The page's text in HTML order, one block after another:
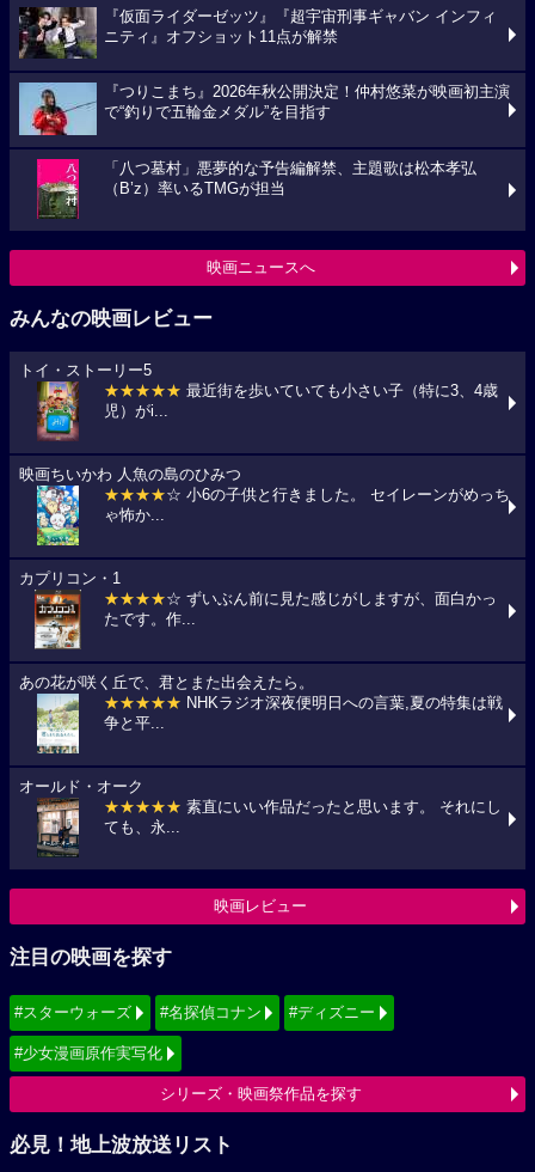
『仮面ライダーゼッツ』『超宇宙刑事ギャバン インフィ
ニティ』オフショット11点が解禁
『つりこまち』2026年秋公開決定！仲村悠菜が映画初主演
で“釣りで五輪金メダル”を目指す
「八つ墓村」悪夢的な予告編解禁、主題歌は松本孝弘
（B’z）率いるTMGが担当
映画ニュースへ
みんなの映画レビュー
トイ・ストーリー5
★★★★★ 最近街を歩いていても小さい子（特に3、4歳
児）がi...
映画ちいかわ 人魚の島のひみつ
★★★★☆ 小6の子供と行きました。 セイレーンがめっち
ゃ怖か...
カプリコン・1
★★★★☆ ずいぶん前に見た感じがしますが、面白かっ
たです。作...
あの花が咲く丘で、君とまた出会えたら。
★★★★★ NHKラジオ深夜便明日への言葉,夏の特集は戦
争と平...
オールド・オーク
★★★★★ 素直にいい作品だったと思います。 それにし
ても、永...
映画レビュー
注目の映画を探す
#スターウォーズ #名探偵コナン #ディズニー
#少女漫画原作実写化
シリーズ・映画祭作品を探す
必見！地上波放送リスト